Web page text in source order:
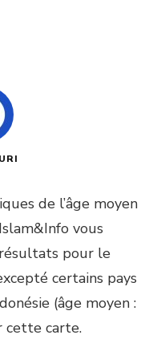
de l’âge moyen
vous
pour le
certains pays
(âge moyen :
cette carte.